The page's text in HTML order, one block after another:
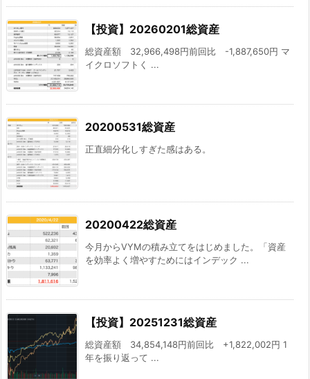
【投資】20260201総資産
総資産額 32,966,498円前回比 -1,887,650円 マ
イクロソフトく ...
20200531総資産
正直細分化しすぎた感はある。
20200422総資産
今月からVYMの積み立てをはじめました。「資産
を効率よく増やすためにはインデック ...
【投資】20251231総資産
総資産額 34,854,148円前回比 +1,822,002円 1
年を振り返って ...